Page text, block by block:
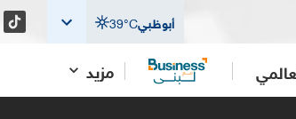
أبوظبي 39°C
مزيد